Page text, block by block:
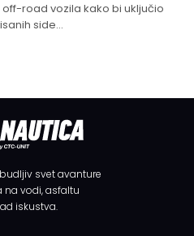
road vozila kako bi uključio
side...
svet avanture
na vodi, asfaltu
iskustva.